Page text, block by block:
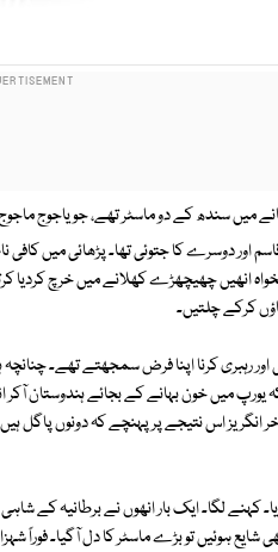
میں سندھ کے دو ماسٹر تھے، جو یاجوج
اور دوسرے کا جتوئی تھا۔ پڑھائی میں کافی
انھیں چھیچھڑے کھلانے میں خرچ کردیا
کرکے چلتیں۔
اور رہبری کرنا اپنا فرض سمجھتے تھے۔
یورپ میں خون بہانے کے بجائے ہندوستان
انگریز اس نتیجے پر پہنچے کہ دونوں پاگل
لگا۔ ایک بار انھوں نے برطانیہ کے
شایع ہوئیں تو بڑے ماسٹر کا دل آگیا۔ فوراً